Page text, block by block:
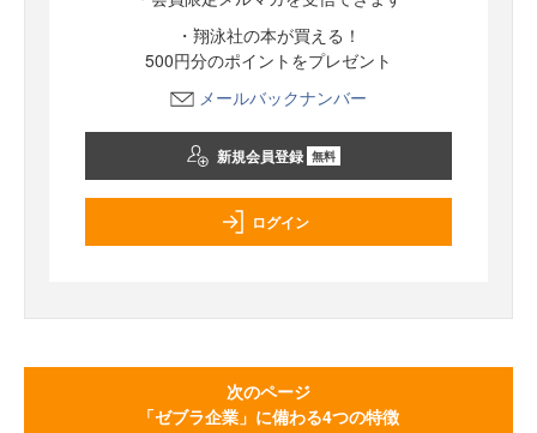
・翔泳社の本が買える！
500円分のポイントをプレゼント
メールバックナンバー
新規会員登録 無料
ログイン
次のページ
「ゼブラ企業」に備わる4つの特徴